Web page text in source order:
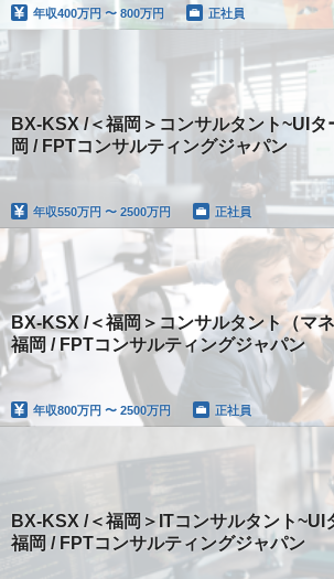
年収400万円 〜 800万円 正社員
BX-KSX /＜福岡＞コンサルタント~UIタ
岡 / FPTコンサルティングジャパン
年収550万円 〜 2500万円 正社員
BX-KSX /＜福岡＞コンサルタント（マ
福岡 / FPTコンサルティングジャパン
年収800万円 〜 2500万円 正社員
BX-KSX /＜福岡＞ITコンサルタント~UI
福岡 / FPTコンサルティングジャパン